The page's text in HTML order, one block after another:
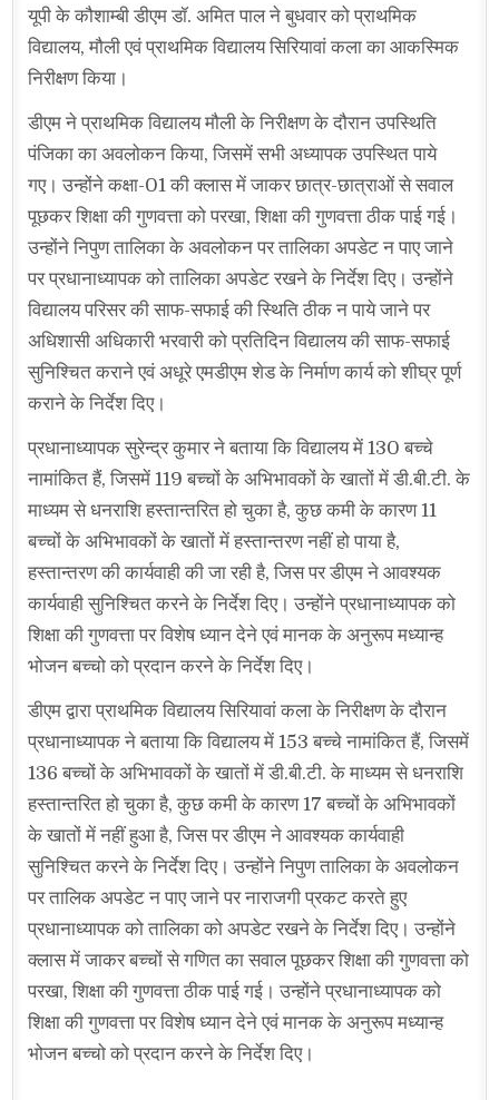
यूपी के कौशाम्बी डीएम डॉ. अमित पाल ने बुधवार को प्राथमिक
विद्यालय, मौली एवं प्राथमिक विद्यालय सिरियावां कला का आकस्मिक
निरीक्षण किया।
डीएम ने प्राथमिक विद्यालय मौली के निरीक्षण के दौरान उपस्थिति
पंजिका का अवलोकन किया, जिसमें सभी अध्यापक उपस्थित पाये
गए। उन्होंने कक्षा-01 की क्लास में जाकर छात्र-छात्राओं से सवाल
पूछकर शिक्षा की गुणवत्ता को परखा, शिक्षा की गुणवत्ता ठीक पाई गई।
उन्होंने निपुण तालिका के अवलोकन पर तालिका अपडेट न पाए जाने
पर प्रधानाध्यापक को तालिका अपडेट रखने के निर्देश दिए। उन्होंने
विद्यालय परिसर की साफ-सफाई की स्थिति ठीक न पाये जाने पर
अधिशासी अधिकारी भरवारी को प्रतिदिन विद्यालय की साफ-सफाई
सुनिश्चित कराने एवं अधूरे एमडीएम शेड के निर्माण कार्य को शीघ्र पूर्ण
कराने के निर्देश दिए।
प्रधानाध्यापक सुरेन्द्र कुमार ने बताया कि विद्यालय में 130 बच्चे
नामांकित हैं, जिसमें 119 बच्चों के अभिभावकों के खातों में डी.बी.टी. के
माध्यम से धनराशि हस्तान्तरित हो चुका है, कुछ कमी के कारण 11
बच्चों के अभिभावकों के खातों में हस्तान्तरण नहीं हो पाया है,
हस्तान्तरण की कार्यवाही की जा रही है, जिस पर डीएम ने आवश्यक
कार्यवाही सुनिश्चित करने के निर्देश दिए। उन्होंने प्रधानाध्यापक को
शिक्षा की गुणवत्ता पर विशेष ध्यान देने एवं मानक के अनुरूप मध्यान्ह
भोजन बच्चो को प्रदान करने के निर्देश दिए।
डीएम द्वारा प्राथमिक विद्यालय सिरियावां कला के निरीक्षण के दौरान
प्रधानाध्यापक ने बताया कि विद्यालय में 153 बच्चे नामांकित हैं, जिसमें
136 बच्चों के अभिभावकों के खातों में डी.बी.टी. के माध्यम से धनराशि
हस्तान्तरित हो चुका है, कुछ कमी के कारण 17 बच्चों के अभिभावकों
के खातों में नहीं हुआ है, जिस पर डीएम ने आवश्यक कार्यवाही
सुनिश्चित करने के निर्देश दिए। उन्होंने निपुण तालिका के अवलोकन
पर तालिक अपडेट न पाए जाने पर नाराजगी प्रकट करते हुए
प्रधानाध्यापक को तालिका को अपडेट रखने के निर्देश दिए। उन्होंने
क्लास में जाकर बच्चों से गणित का सवाल पूछकर शिक्षा की गुणवत्ता को
परखा, शिक्षा की गुणवत्ता ठीक पाई गई। उन्होंने प्रधानाध्यापक को
शिक्षा की गुणवत्ता पर विशेष ध्यान देने एवं मानक के अनुरूप मध्यान्ह
भोजन बच्चो को प्रदान करने के निर्देश दिए।